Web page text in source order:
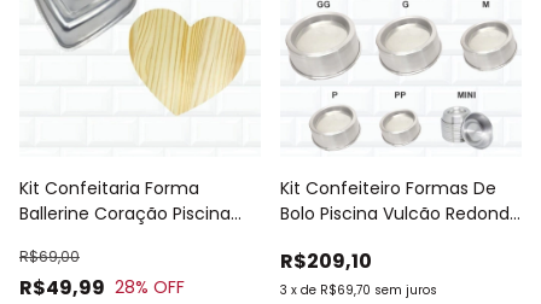
Kit Confeitaria Forma
Ballerine Coração Piscina
R$49,99
R$69,00
28% OFF
Kit Confeiteiro Formas De
Bolo Piscina Vulcão Redonda
R$209,10
3 x de R$69,70 sem juros